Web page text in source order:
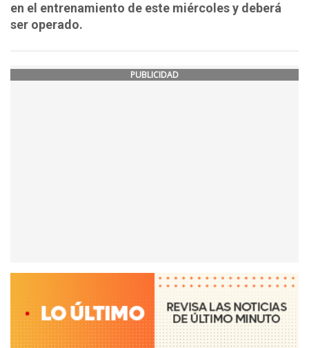
en el entrenamiento de este miércoles y deberá
ser operado.
PUBLICIDAD